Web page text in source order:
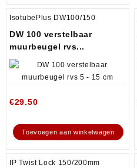
IsotubePlus DW100/150
DW 100 verstelbaar
muurbeugel rvs...
€29.50
Toevoegen aan winkelwagen
IP Twist Lock 150/200mm